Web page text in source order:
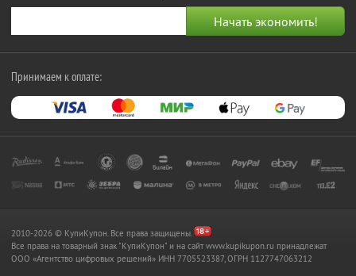
Принимаем к оплате:
2010-2026 © КупиКупон. Все права защищены.
Все права на товарный знак "КупиКупон" и на сайт www.kupikupon.ru принадлежат
OOO «Агентство цифровых решений» ИНН 7705523387, ОГРН 1127747063212